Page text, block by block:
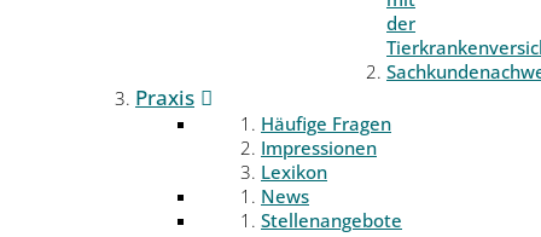
der
Praxis
Häufige Fragen
Impressionen
Lexikon
News
Stellenangebote